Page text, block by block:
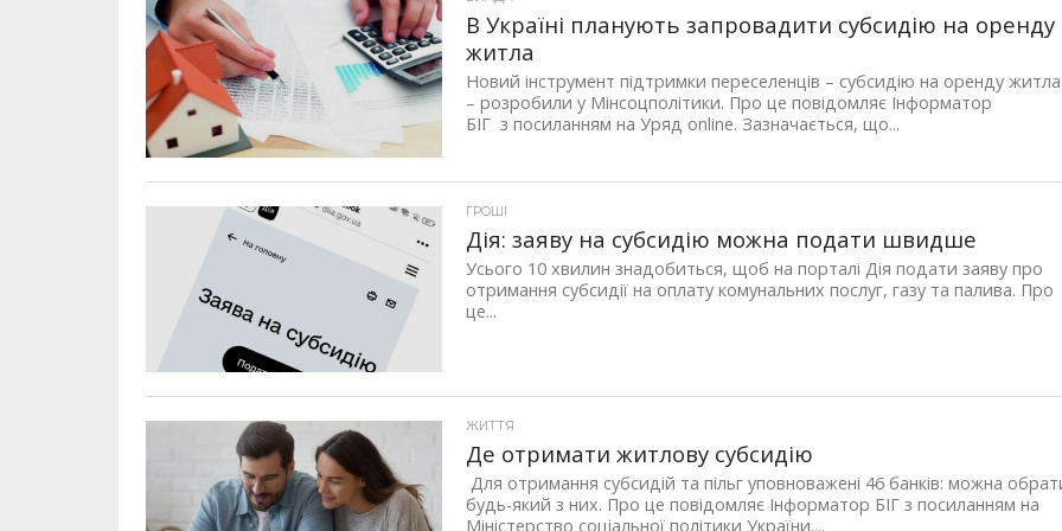
В Україні планують запровадити субсидію на оренду
житла
Новий інструмент підтримки переселенців – субсидію на оренду житла
– розробили у Мінсоцполітики. Про це повідомляє Інформатор
БІГ з посиланням на Уряд online. Зазначається, що...
ГРОШІ
Дія: заяву на субсидію можна подати швидше
Усього 10 хвилин знадобиться, щоб на порталі Дія подати заяву про
отримання субсидії на оплату комунальних послуг, газу та палива. Про
це...
ЖИТТЯ
Де отримати житлову субсидію
Для отримання субсидій та пільг уповноважені 46 банків: можна
будь-який з них. Про це повідомляє Інформатор БІГ з посиланням на
Міністерство соціальної політики України....